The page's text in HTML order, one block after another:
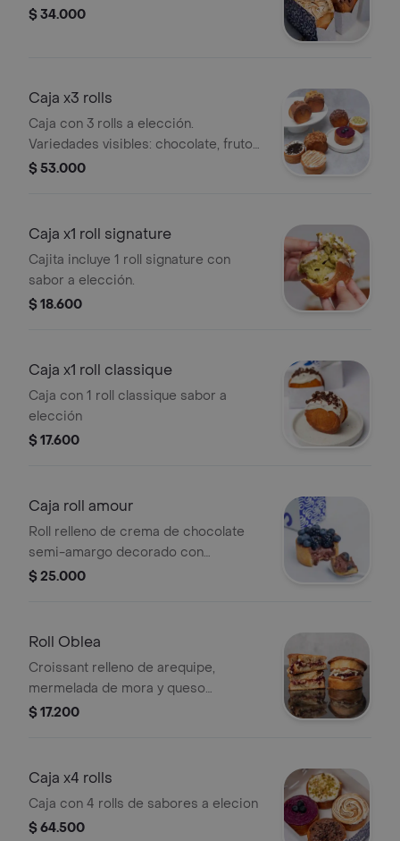
$ 34.000
Caja x3 rolls
Caja con 3 rolls a elección.
Variedades visibles: chocolate, frutos
secos, arándanos, coco, y más.
$ 53.000
Caja x1 roll signature
Cajita incluye 1 roll signature con
sabor a elección.
$ 18.600
Caja x1 roll classique
Caja con 1 roll classique sabor a
elección
$ 17.600
Caja roll amour
Roll relleno de crema de chocolate
semi-amargo decorado con
arándanos y zarzamoras
$ 25.000
Roll Oblea
Croissant relleno de arequipe,
mermelada de mora y queso
mozzarella.
$ 17.200
Caja x4 rolls
Caja con 4 rolls de sabores a elecion
$ 64.500